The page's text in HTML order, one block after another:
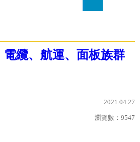
纜、航運、面板族群
2021.04.27
瀏覽數： 9547